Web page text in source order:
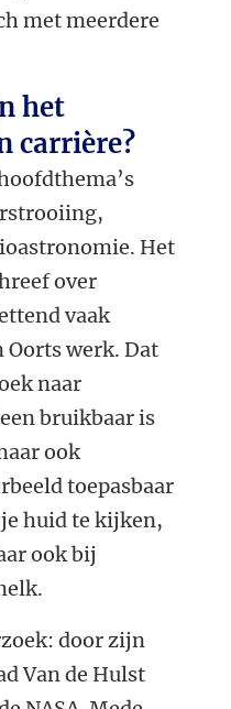
met meerdere
het
carrière?
Het
over
vaak
Oorts werk. Dat
naar
bruikbaar is
ook
toepasbaar
huid te kijken,
ook bij
door zijn
Van de Hulst